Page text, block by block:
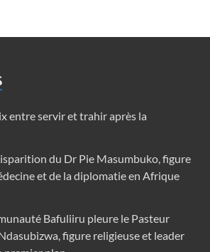
entre servir et trahir après la
du Dr Pie Masumbuko, figure
et de la diplomatie en Afrique
Bafuliiru pleure le Pasteur
figure religieuse et leader